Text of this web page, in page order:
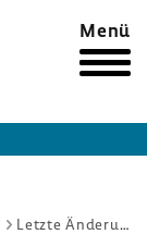
Menü
Letzte Änderungen